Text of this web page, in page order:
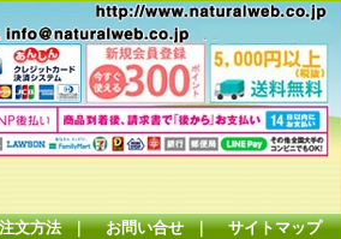
文方法｜ お問い合せ｜ サイトマップ